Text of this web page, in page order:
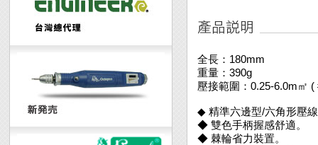
全長：180mm
重量：390g
壓接範圍：0.25-6.0m㎡ (
◆ 精準六邊型/六角形壓
◆ 雙色手柄握感舒適。
◆ 棘輪省力裝置。